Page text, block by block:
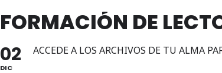
FORMACIÓN DE
02
DIC
ACCEDE A LOS ARCHIVOS DE TU ALMA